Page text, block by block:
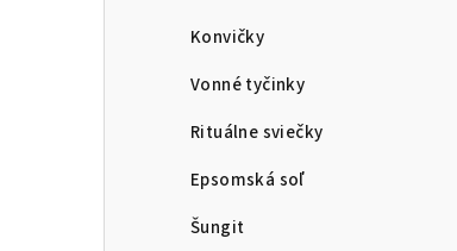
Konvičky
Vonné tyčinky
Rituálne sviečky
Epsomská soľ
Šungit